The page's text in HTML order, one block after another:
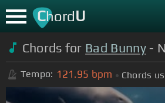
ChordU
Chords for Bad Bunny -
Tempo: 121.95 bpm Chords